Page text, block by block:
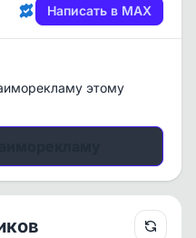
Написать в MAX
этому